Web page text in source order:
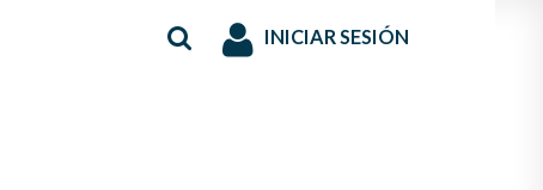
INICIAR SESIÓN